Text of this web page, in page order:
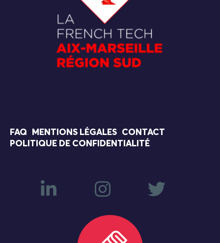
FAQ MENTIONS LÉGALES
CONTACT
POLITIQUE DE CONFIDENTIALITÉ